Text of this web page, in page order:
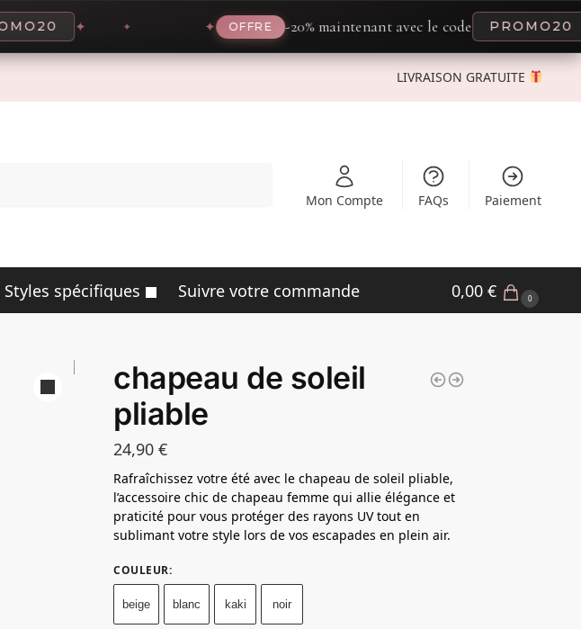
✦ OFFRE -20% maintenant avec le code PROMO20 ✦
LIVRAISON GRATUITE
Mon Compte FAQs Paiement
Styles spécifiques Suivre votre commande 0,00€ 0
chapeau de soleil
pliable
24,90€
Rafraîchissez votre été avec le chapeau de soleil pliable,
l’accessoire chic de chapeau femme qui allie élégance et
praticité pour vous protéger des rayons UV tout en
sublimant votre style lors de vos escapades en plein air.
COULEUR:
beige blanc kaki noir